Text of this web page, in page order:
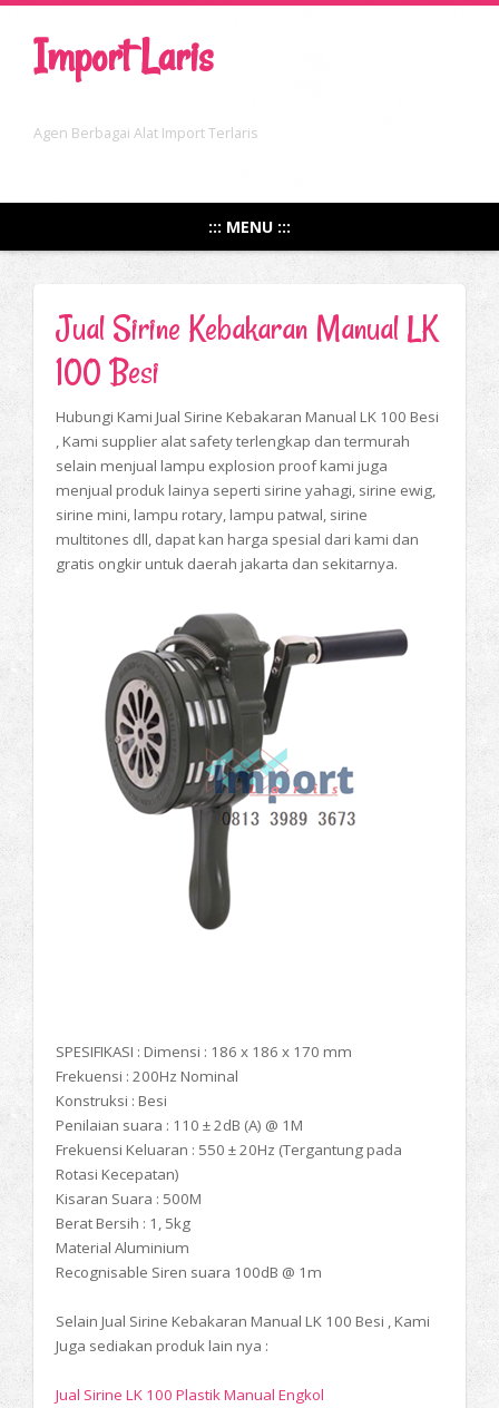
Import Laris
Agen Berbagai Alat Import Terlaris
::: MENU :::
Jual Sirine Kebakaran Manual LK
100 Besi
Hubungi Kami Jual Sirine Kebakaran Manual LK 100 Besi
, Kami supplier alat safety terlengkap dan termurah
selain menjual lampu explosion proof kami juga
menjual produk lainya seperti sirine yahagi, sirine ewig,
sirine mini, lampu rotary, lampu patwal, sirine
multitones dll, dapat kan harga spesial dari kami dan
gratis ongkir untuk daerah jakarta dan sekitarnya.
SPESIFIKASI : Dimensi : 186 x 186 x 170 mm
Frekuensi : 200Hz Nominal
Konstruksi : Besi
Penilaian suara : 110 ± 2dB (A) @ 1M
Frekuensi Keluaran : 550 ± 20Hz (Tergantung pada
Rotasi Kecepatan)
Kisaran Suara : 500M
Berat Bersih : 1, 5kg
Material Aluminium
Recognisable Siren suara 100dB @ 1m
Selain Jual Sirine Kebakaran Manual LK 100 Besi , Kami
Juga sediakan produk lain nya :
Jual Sirine LK 100 Plastik Manual Engkol